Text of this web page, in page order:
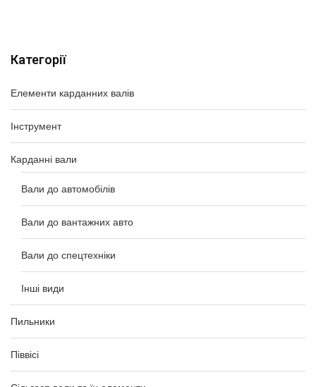
Категорії
Елементи карданних валів
Інструмент
Карданні вали
Вали до автомобілів
Вали до вантажних авто
Вали до спецтехніки
Інші види
Пильники
Піввісі